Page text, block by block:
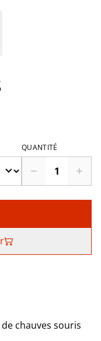
QUANTITÉ
chauves souris